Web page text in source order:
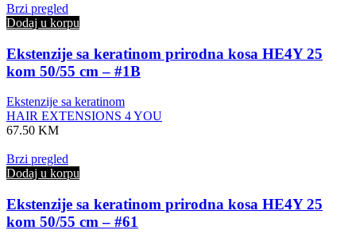
Brzi pregled
Dodaj u korpu
Ekstenzije sa keratinom prirodna kosa HE4Y 25
kom 50/55 cm – #1B
Ekstenzije sa keratinom
HAIR EXTENSIONS 4 YOU
67.50 KM
Brzi pregled
Dodaj u korpu
Ekstenzije sa keratinom prirodna kosa HE4Y 25
kom 50/55 cm – #61